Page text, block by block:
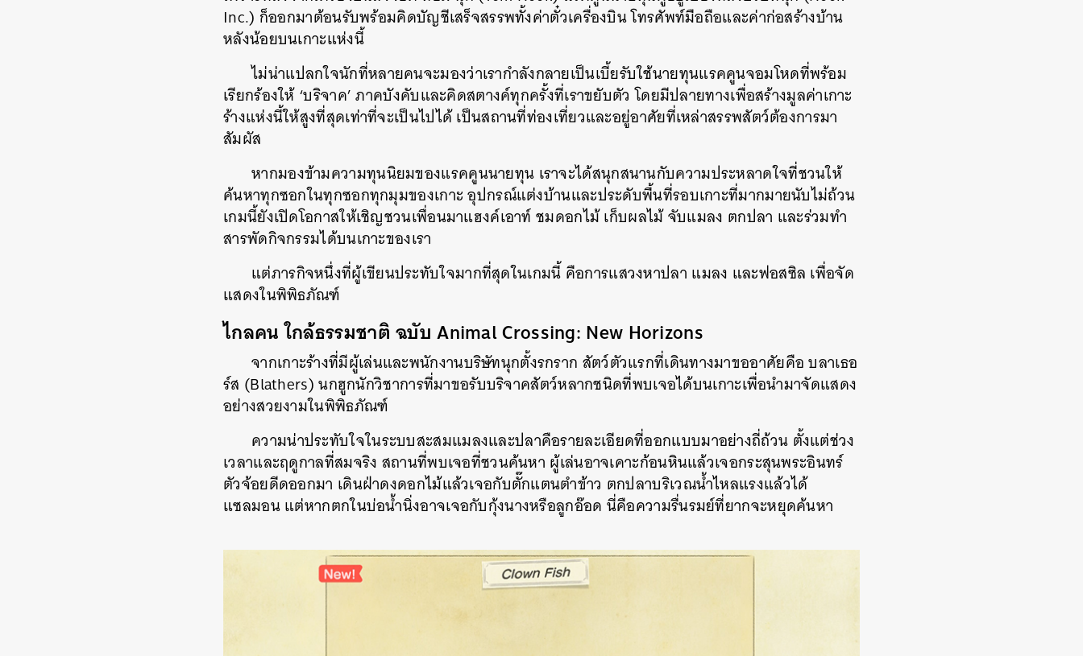
Inc.) ก็ออกมาต้อนรับพร้อมคิดบัญชีเสร็จสรรพทั้งค่าตั๋วเครื่องบิน โทรศัพท์มือถือและค่าก่อสร้างบ้าน
หลังน้อยบนเกาะแห่งนี้
ไม่น่าแปลกใจนักที่หลายคนจะมองว่าเรากำลังกลายเป็นเบี้ยรับใช้นายทุนแรคคูนจอมโหดที่พร้อม
เรียกร้องให้ ‘บริจาค’ ภาคบังคับและคิดสตางค์ทุกครั้งที่เราขยับตัว โดยมีปลายทางเพื่อสร้างมูลค่าเกาะ
ร้างแห่งนี้ให้สูงที่สุดเท่าที่จะเป็นไปได้ เป็นสถานที่ท่องเที่ยวและอยู่อาศัยที่เหล่าสรรพสัตว์ต้องการมา
สัมผัส
หากมองข้ามความทุนนิยมของแรคคูนนายทุน เราจะได้สนุกสนานกับความประหลาดใจที่ชวนให้
ค้นหาทุกซอกในทุกซอกทุกมุมของเกาะ อุปกรณ์แต่งบ้านและประดับพื้นที่รอบเกาะที่มากมายนับไม่ถ้วน
เกมนี้ยังเปิดโอกาสให้เชิญชวนเพื่อนมาแฮงค์เอาท์ ชมดอกไม้ เก็บผลไม้ จับแมลง ตกปลา และร่วมทำ
สารพัดกิจกรรมได้บนเกาะของเรา
แต่ภารกิจหนึ่งที่ผู้เขียนประทับใจมากที่สุดในเกมนี้ คือการแสวงหาปลา แมลง และฟอสซิล เพื่อจัด
แสดงในพิพิธภัณฑ์
ไกลคน ใกล้ธรรมชาติ ฉบับ Animal Crossing: New Horizons
จากเกาะร้างที่มีผู้เล่นและพนักงานบริษัทนุกตั้งรกราก สัตว์ตัวแรกที่เดินทางมาขออาศัยคือ บลาเธอ
ร์ส (Blathers) นกฮูกนักวิชาการที่มาขอรับบริจาคสัตว์หลากชนิดที่พบเจอได้บนเกาะเพื่อนำมาจัดแสดง
อย่างสวยงามในพิพิธภัณฑ์
ความน่าประทับใจในระบบสะสมแมลงและปลาคือรายละเอียดที่ออกแบบมาอย่างถี่ถ้วน ตั้งแต่ช่วง
เวลาและฤดูกาลที่สมจริง สถานที่พบเจอที่ชวนค้นหา ผู้เล่นอาจเคาะก้อนหินแล้วเจอกระสุนพระอินทร์
ตัวจ้อยดีดออกมา เดินฝ่าดงดอกไม้แล้วเจอกับตั๊กแตนตำข้าว ตกปลาบริเวณน้ำไหลแรงแล้วได้
แซลมอน แต่หากตกในบ่อน้ำนิ่งอาจเจอกับกุ้งนางหรือลูกอ๊อด นี่คือความรื่นรมย์ที่ยากจะหยุดค้นหา
TWEET LINE